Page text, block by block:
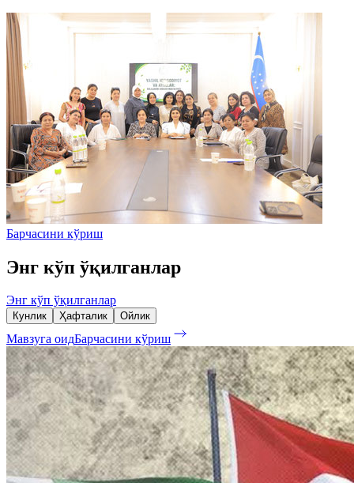
Барчасини кўриш
Энг кўп ўқилганлар
Энг кўп ўқилганлар
Кунлик Ҳафталик Ойлик
Мавзуга оидБарчасини кўриш